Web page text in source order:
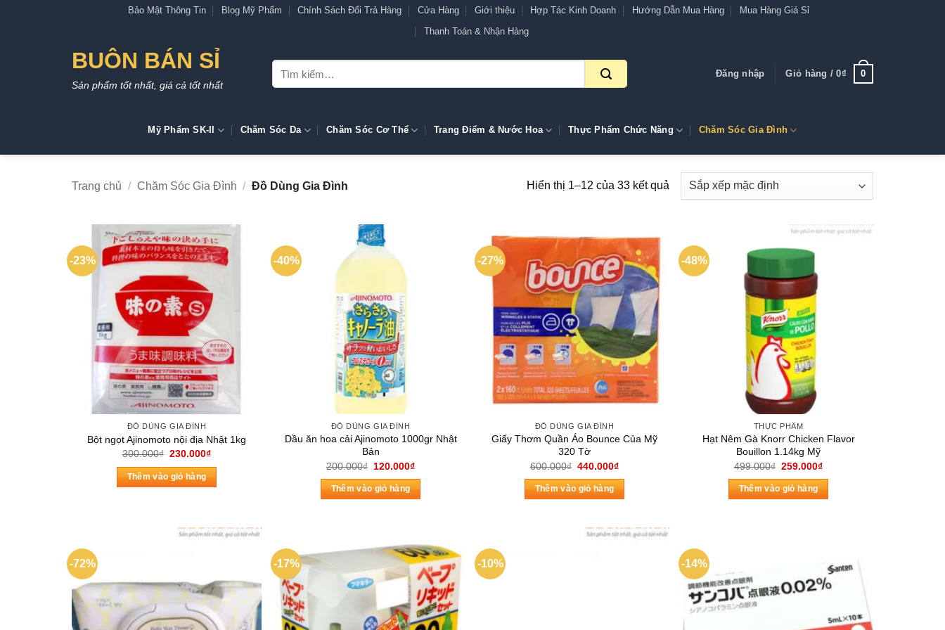
Bảo Mật Thông Tin Blog Mỹ Phẩm Chính Sách Đổi Trả Hàng Cửa Hàng Giới thiệu Hợp Tác Kinh Doanh Hướng Dẫn Mua Hàng
Mua Hàng Giá Sỉ
Thanh Toán & Nhận Hàng
BUÔN BÁN SỈ
Sản phẩm tốt nhất, giá cả tốt nhất
Tìm
kiếm:
Đăng nhập Giỏ hàng /0₫ 0
Mỹ Phẩm SK-II Chăm Sóc Da Chăm Sóc Cơ Thể Trang Điểm & Nước Hoa Thực Phẩm Chức Năng Chăm Sóc Gia Đình
Trang chủ / Chăm Sóc Gia Đình / Đồ Dùng Gia Đình Hiển thị 1–12 của 33 kết quả
-23%
ĐỒ DÙNG GIA ĐÌNH
Bột ngọt Ajinomoto nội địa Nhật 1kg
300.000₫ Giá
là:
300.000₫.
230.000₫Giá
là:
Thêm vào giỏ hàng
-40%
ĐỒ DÙNG GIA ĐÌNH
Dầu ăn hoa cải Ajinomoto 1000gr Nhật
Bản
200.000₫ Giá
là:
200.000₫.
120.000₫Giá
Thêm vào giỏ hàng
-27%
ĐỒ DÙNG GIA ĐÌNH
Giấy Thơm Quần Áo Bounce Của Mỹ
320 Tờ
600.000₫ Giá
là:
600.000₫.
440.000₫Giá
Thêm vào giỏ hàng
-48%
THỰC PHẨM
Hạt Nêm Gà Knorr Chicken Flavor
Bouillon 1.14kg Mỹ
499.000₫ Giá
là:
499.000₫.
259.000₫Giá
Thêm vào giỏ hàng
-72% -17% -10% -14%